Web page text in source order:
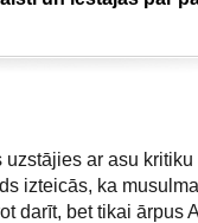
ar asu kritiku
izteicās, ka
darīt, bet tikai ārpus